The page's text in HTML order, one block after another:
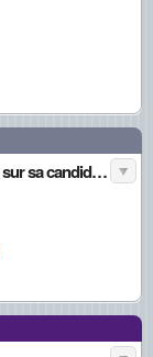
Aidons Nicolas Sarkozy à ménager le suspense sur sa candidature